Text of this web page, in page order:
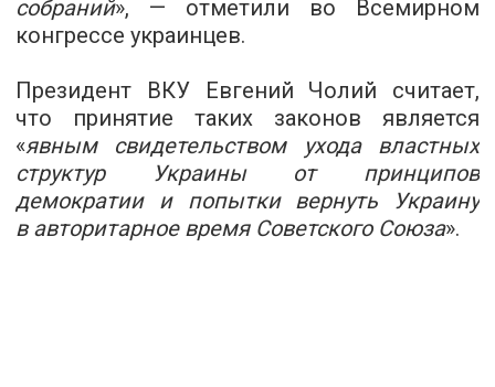
собраний», — отметили во Всемирном
конгрессе украинцев.
Президент ВКУ Евгений Чолий считает,
что принятие таких законов является
«явным свидетельством ухода властных
структур Украины от принципов
демократии и попытки вернуть Украину
в авторитарное время Советского Союза».